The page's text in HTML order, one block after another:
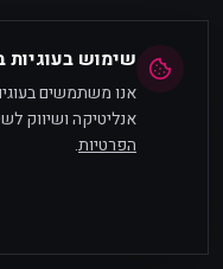
שימוש בעוגיות
אנו משתמשים
אנליטיקה ושיווק
הפרטיות.